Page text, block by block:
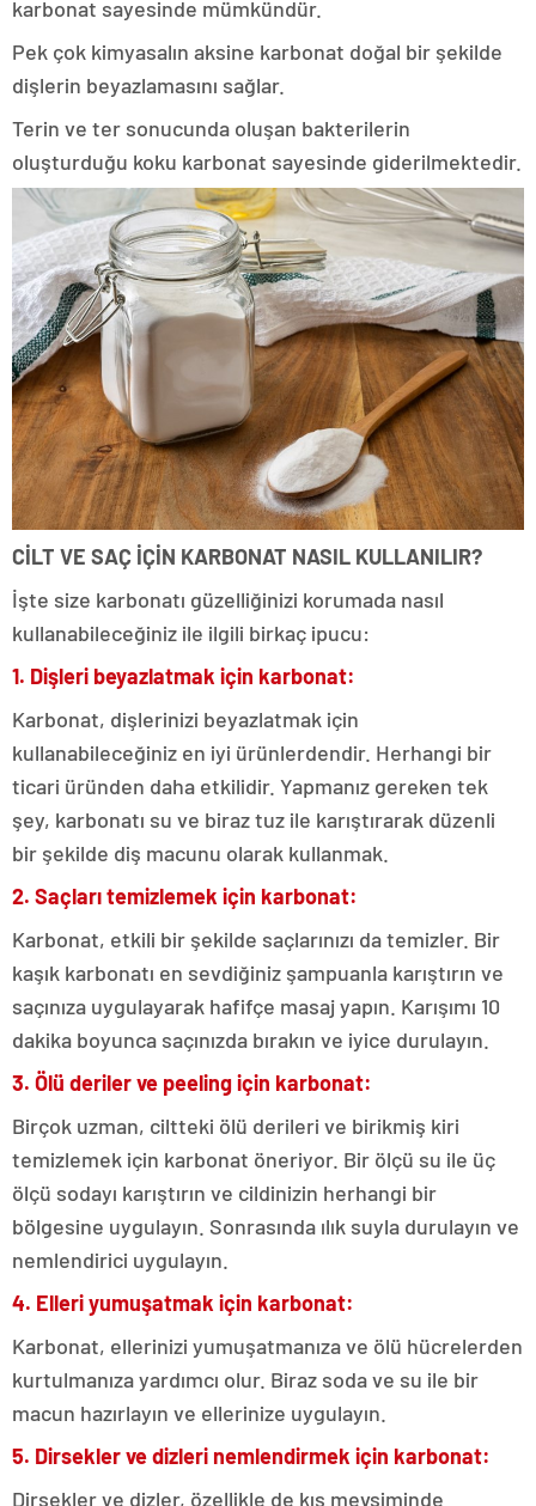
karbonat sayesinde mümkündür.
Pek çok kimyasalın aksine karbonat doğal bir şekilde
dişlerin beyazlamasını sağlar.
Terin ve ter sonucunda oluşan bakterilerin
oluşturduğu koku karbonat sayesinde giderilmektedir.
CİLT VE SAÇ İÇİN KARBONAT NASIL KULLANILIR?
İşte size karbonatı güzelliğinizi korumada nasıl
kullanabileceğiniz ile ilgili birkaç ipucu:
1. Dişleri beyazlatmak için karbonat:
Karbonat, dişlerinizi beyazlatmak için
kullanabileceğiniz en iyi ürünlerdendir. Herhangi bir
ticari üründen daha etkilidir. Yapmanız gereken tek
şey, karbonatı su ve biraz tuz ile karıştırarak düzenli
bir şekilde diş macunu olarak kullanmak.
2. Saçları temizlemek için karbonat:
Karbonat, etkili bir şekilde saçlarınızı da temizler. Bir
kaşık karbonatı en sevdiğiniz şampuanla karıştırın ve
saçınıza uygulayarak hafifçe masaj yapın. Karışımı 10
dakika boyunca saçınızda bırakın ve iyice durulayın.
3. Ölü deriler ve peeling için karbonat:
Birçok uzman, ciltteki ölü derileri ve birikmiş kiri
temizlemek için karbonat öneriyor. Bir ölçü su ile üç
ölçü sodayı karıştırın ve cildinizin herhangi bir
bölgesine uygulayın. Sonrasında ılık suyla durulayın ve
nemlendirici uygulayın.
4. Elleri yumuşatmak için karbonat:
Karbonat, ellerinizi yumuşatmanıza ve ölü hücrelerden
kurtulmanıza yardımcı olur. Biraz soda ve su ile bir
macun hazırlayın ve ellerinize uygulayın.
5. Dirsekler ve dizleri nemlendirmek için karbonat:
Dirsekler ve dizler, özellikle de kış mevsiminde